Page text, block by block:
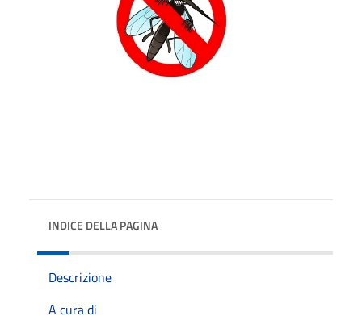
INDICE DELLA PAGINA
Descrizione
A cura di